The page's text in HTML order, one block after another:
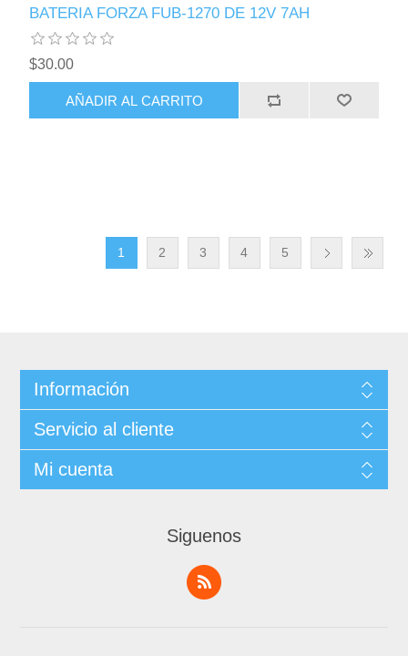
BATERIA FORZA FUB-1270 DE 12V 7AH
$30.00
AÑADIR AL CARRITO
1 2 3 4 5
Información
Servicio al cliente
Mi cuenta
Siguenos